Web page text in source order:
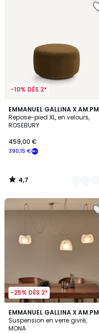
-10% DÈS 2*
EMMANUEL GALLINA X AM.PM
Repose-pied XL, en velours,
ROSEBURY
390,15 €
459,00 €
4,7
/ 5
9
Couleurs
4,7
/
-25% DÈS 2*
EMMANUEL GALLINA X AM.PM
Suspension en verre givré,
MONA